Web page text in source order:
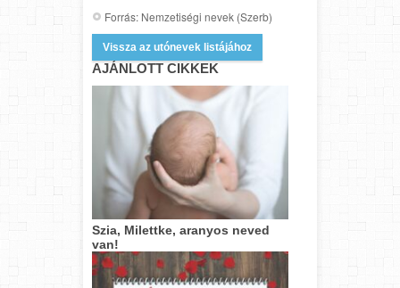
Forrás: Nemzetiségi nevek (Szerb)
Vissza az utónevek listájához
AJÁNLOTT CIKKEK
Szia, Milettke, aranyos neved
van!